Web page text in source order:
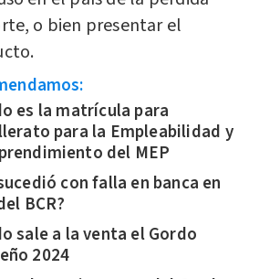
o bien presentar el
es la matrícula para
para la Empleabilidad y
del MEP
con falla en banca en
BCR?
sale a la venta el Gordo
2024